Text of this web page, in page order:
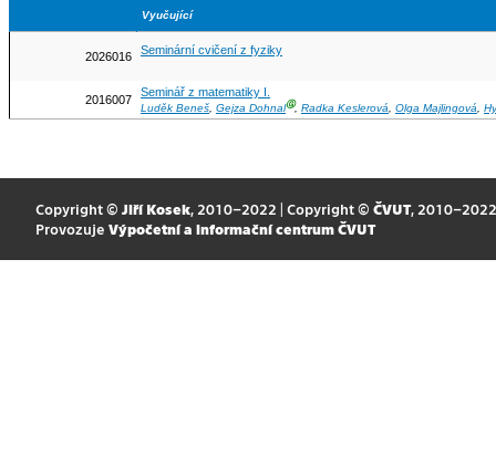
Vyučující
2026016 Seminární cvičení z fyziky
2016007
Seminář z matematiky I.
Luděk Beneš, Gejza DohnalⒼ, Radka Keslerová, Olga Majlingová,
Copyright © Jiří Kosek, 2010–2022 | Copyright © ČVUT, 2010–2022
Provozuje Výpočetní a informační centrum ČVUT